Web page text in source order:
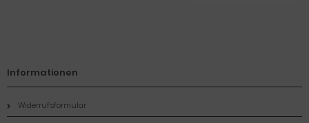
Informationen
Widerrufsformular